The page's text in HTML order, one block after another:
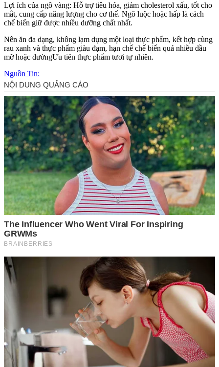
Lợi ích của ngô vàng: Hỗ trợ tiêu hóa, giảm cholesterol xấu, tốt cho
mắt, cung cấp năng lượng cho c‌ơ th‌ể. Ngô luộc hoặc hấp là cách
chế biến giữ được nhiều dưỡng chất nhất.
Nên ăn đa dạng, không lạ‌m dụn‌g một loại thực phẩm, kết hợp cùng
rau xanh và thực phẩm giàu đạm, hạn chế chế biến quá nhiều dầu
mỡ hoặc đườngƯu tiên thực phẩm tươi tự nhiên.
Nguồn Tin: